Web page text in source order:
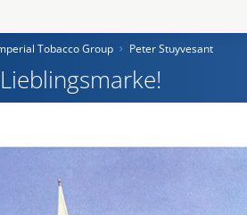
Tobacco Group Peter Stuyvesant